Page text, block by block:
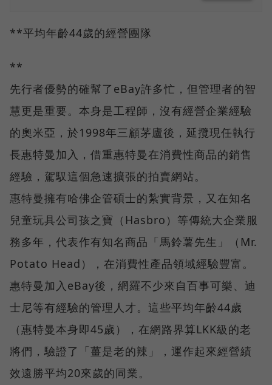
**平均年齡44歲的經營團隊
**
先行者優勢的確幫了eBay許多忙，但管理者的智
慧更是重要。本身是工程師，沒有經營企業經驗
的奧米亞，於1998年三顧茅廬後，延攬現任執行
長惠特曼加入，借重惠特曼在消費性商品的銷售
經驗，駕馭這個急速擴張的拍賣網站。
惠特曼擁有哈佛企管碩士的紮實背景，又在知名
兒童玩具公司孩之寶（Hasbro）等傳統大企業服
務多年，代表作有知名商品「馬鈴薯先生」（Mr.
Potato Head），在消費性產品領域經驗豐富。
惠特曼加入eBay後，網羅不少來自百事可樂、迪
士尼等有經驗的管理人才。這些平均年齡44歲
（惠特曼本身即45歲），在網路界算LKK級的老
將們，驗證了「薑是老的辣」，運作起來經營績
效遠勝平均20來歲的同業。